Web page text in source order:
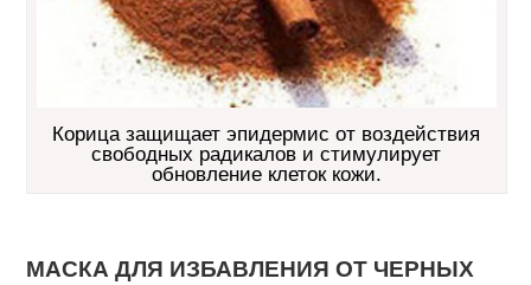
Корица защищает эпидермис от воздействия
свободных радикалов и стимулирует
обновление клеток кожи.
МАСКА ДЛЯ ИЗБАВЛЕНИЯ ОТ ЧЕРНЫХ